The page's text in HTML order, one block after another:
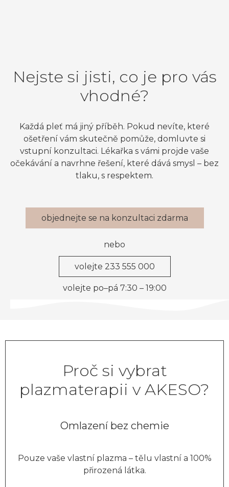
Nejste si jisti, co je pro vás
vhodné?
Každá pleť má jiný příběh. Pokud nevíte, které
ošetření vám skutečně pomůže, domluvte si
vstupní konzultaci. Lékařka s vámi projde vaše
očekávání a navrhne řešení, které dává smysl – bez
tlaku, s respektem.
objednejte se na konzultaci zdarma
nebo
volejte 233 555 000
volejte po–pá 7:30 – 19:00
Proč si vybrat
plazmaterapii v AKESO?
Omlazení bez chemie
Pouze vaše vlastní plazma – tělu vlastní a 100%
přirozená látka.